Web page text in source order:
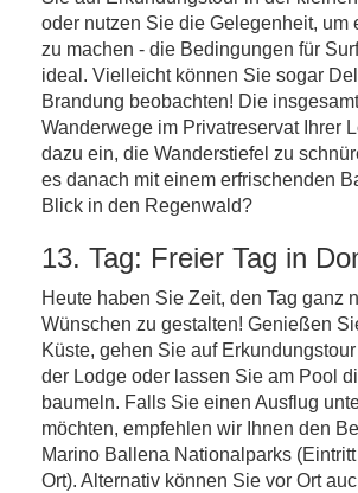
oder nutzen Sie die Gelegenheit, um
zu machen - die Bedingungen für
ideal. Vielleicht können Sie sogar
Brandung beobachten! Die
Wanderwege im Privatreservat Ihrer
dazu ein, die Wanderstiefel zu
es danach mit einem erfrischenden
Blick in den Regenwald?
13. Tag: Freier Tag in
Heute haben Sie Zeit, den Tag ganz
Wünschen zu gestalten! Genießen
Küste, gehen Sie auf
der Lodge oder lassen Sie am Pool
baumeln. Falls Sie einen Ausflug
möchten, empfehlen wir Ihnen den
Marino Ballena Nationalparks
Ort). Alternativ können Sie vor Ort